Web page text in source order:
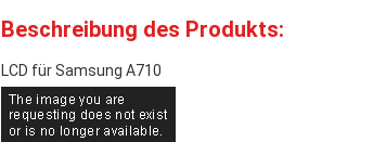
Beschreibung des Produkts:
LCD für Samsung A710